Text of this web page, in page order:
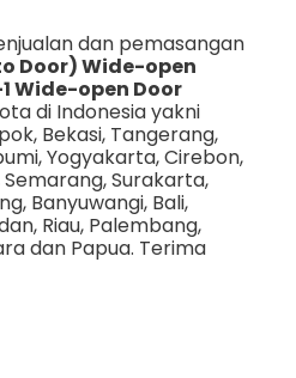
dan pemasangan
Door) Wide-open
Wide-open Door
di Indonesia yakni
, Bekasi, Tangerang,
,Yogyakarta,Cirebon,
Semarang,Surakarta,
, Banyuwangi, Bali,
, Riau, Palembang,
dan Papua. Terima